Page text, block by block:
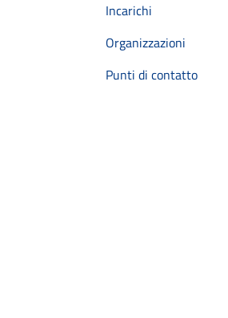
Incarichi
Organizzazioni
Punti di contatto